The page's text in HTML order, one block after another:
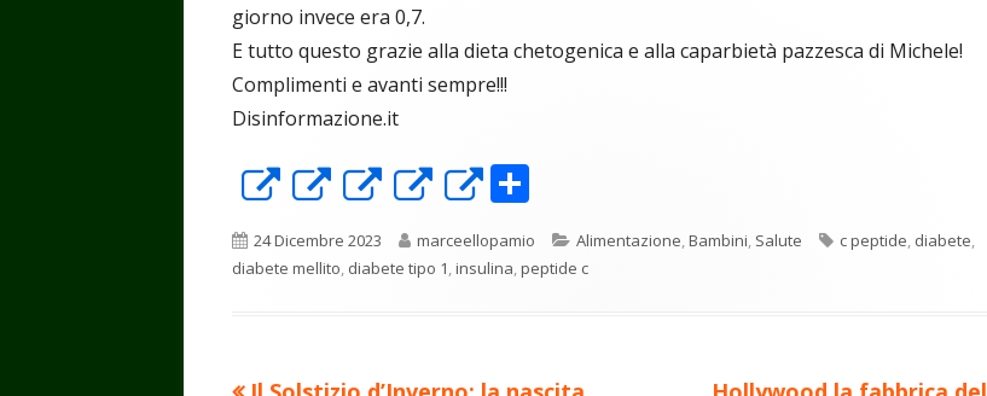
giorno invece era 0,7.
E tutto questo grazie alla dieta chetogenica e alla caparbietà pazzesca di Michele!
Complimenti e avanti sempre!!!
Disinformazione.it
Apre
in
una
Apre
in
una
Apre
in
una
Apre
una
Apre
una
n
di
Pubblicato
24 Dicembre 2023 Autore
marceellopamio Categorie
Alimentazione,Bambini, Salute Tag
c peptide, diabete,
diabete mellito, diabete tipo 1,insulina,peptide c